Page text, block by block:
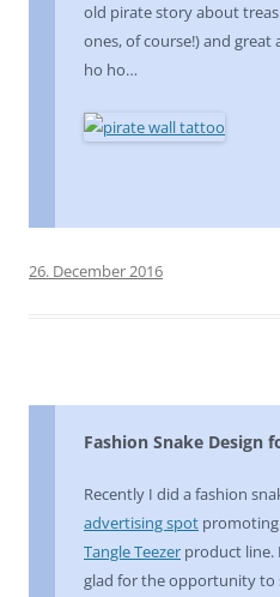
old pirate story about
ones, of course!) and great
ho ho…
26. December 2016
Fashion Snake Design
Recently I did a fashion
advertising spot
Tangle Teezer product line.
glad for the opportunity